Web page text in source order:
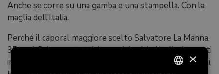
Anche se corre su una gamba e una stampella. Con la
maglia dell’Italia.
Perché il caporal maggiore scelto Salvatore La Manna,
35 anni, Salvo per tutti, è uno dei soldati italiani tornati
in questi anni con le cicatrici delle guerre addosso. E lui,
×